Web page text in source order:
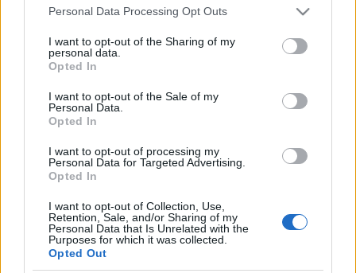
Please note that this website/app uses one or more Google
not limited to your visit or usage behaviour. You may click to
grant or deny consent to Google and its third-party tags to
use your data for below specified purposes in below Google
consent section.
Personal Data Processing Opt Outs
I want to opt-out of the Sharing of my
personal data.
Opted In
I want to opt-out of the Sale of my
Personal Data.
Opted In
I want to opt-out of processing my
Personal Data for Targeted Advertising.
Opted In
I want to opt-out of Collection, Use,
Retention, Sale, and/or Sharing of my
Personal Data that Is Unrelated with the
Purposes for which it was collected.
Opted Out
Kovács Márton az
előadásban
Az előadás szövege a vészkorszak alatt elhurcoltak
visszaemlékezéseiből áll össze, és teljes sötétben
játsszák.
András.
Tamás, Kovács Márton, Lakatos Máté,
Lábodi Ádám, Némedi Árpád, Rainer-Micsinyei
Nóra, Takács Nóra Diána, Tolnai Hella